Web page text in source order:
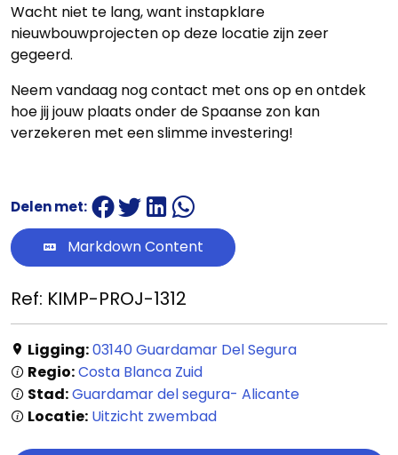
Wacht niet te lang, want instapklare
nieuwbouwprojecten op deze locatie zijn zeer
gegeerd.
Neem vandaag nog contact met ons op en ontdek
hoe jij jouw plaats onder de Spaanse zon kan
verzekeren met een slimme investering!
Delen met:
Markdown Content
Ref: KIMP-PROJ-1312
Ligging:03140 Guardamar Del Segura
Regio:Costa Blanca Zuid
Stad:Guardamar del segura- Alicante
Locatie: Uitzicht zwembad